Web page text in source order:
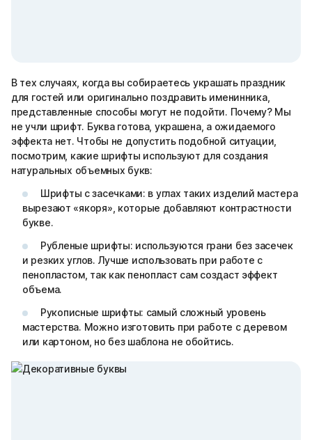
В тех случаях, когда вы собираетесь украшать праздник
для гостей или оригинально поздравить именинника,
представленные способы могут не подойти. Почему? Мы
не учли шрифт. Буква готова, украшена, а ожидаемого
эффекта нет. Чтобы не допустить подобной ситуации,
посмотрим, какие шрифты используют для создания
натуральных объемных букв:
Шрифты с засечками: в углах таких изделий мастера
вырезают «якоря», которые добавляют контрастности
букве.
Рубленые шрифты: используются грани без засечек
и резких углов. Лучше использовать при работе с
пенопластом, так как пенопласт сам создаст эффект
объема.
Рукописные шрифты: самый сложный уровень
мастерства. Можно изготовить при работе с деревом
или картоном, но без шаблона не обойтись.